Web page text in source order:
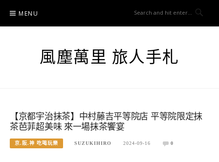
content
MENU
風塵萬里 旅人手札
【京都宇治抹茶】中村藤吉平等院店 平等院限定抹
茶芭菲超美味 來一場抹茶饗宴
京.阪.神 吃喝玩樂 SUZUKIHIRO 2024-09-16 0